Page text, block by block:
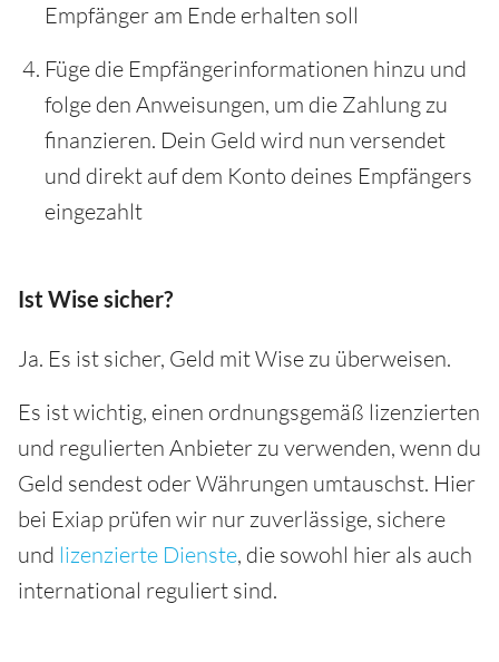
Empfänger am Ende erhalten soll
Füge die Empfängerinformationen hinzu und
folge den Anweisungen, um die Zahlung zu
finanzieren. Dein Geld wird nun versendet
und direkt auf dem Konto deines Empfängers
eingezahlt
Ist Wise sicher?
Ja. Es ist sicher, Geld mit Wise zu überweisen.
Es ist wichtig, einen ordnungsgemäß lizenzierten
und regulierten Anbieter zu verwenden, wenn du
Geld sendest oder Währungen umtauschst. Hier
bei Exiap prüfen wir nur zuverlässige, sichere
und lizenzierte Dienste, die sowohl hier als auch
international reguliert sind.